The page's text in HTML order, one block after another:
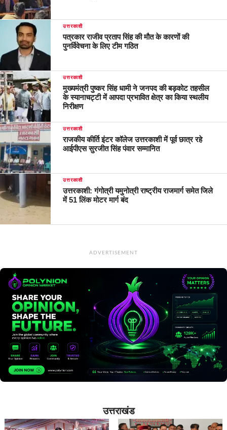
उत्तरकाशी
पत्रकार राजीव प्रताप सिंह की मौत के कारणों की
पुनर्विवेचना के लिए टीम गठित
उत्तरकाशी
मुख्यमंत्री पुष्कर सिंह धामी ने जनपद की बड़कोट तहसील
के स्यानाचट्टी में आपदा प्रभावित क्षेत्र का किया स्थलीय
निरीक्षण
उत्तरकाशी
राजकीय कीर्ति इंटर कॉलेज उत्तरकाशी में पूर्व छात्र रहे
आईपीएस सुरजीत सिंह पंवार सम्मानित
उत्तरकाशी
उत्तरकाशी: गंगोत्री यमुनोत्री राष्ट्रीय राजमार्ग समेत जिले
में 51 लिंक मोटर मार्ग बंद
ADVERTISEMENT
उत्तराखंड